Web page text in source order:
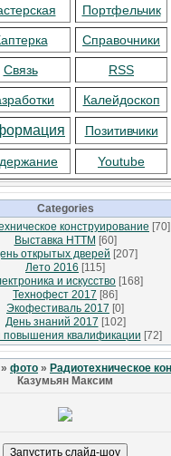
Портфельчик
Справочники
Связь RSS
Калейдоскоп
Позитивчики
Youtube
Categories
конструирование [70]
Выставка НТТМ [60]
открытых дверей [207]
Лето 2016 [115]
и искусство [168]
Технофест 2017 [86]
Экофестиваль 2017 [0]
День знаний 2017 [102]
повышения квалификации [72]
» фото » Радиотехническое
Казумьян Максим